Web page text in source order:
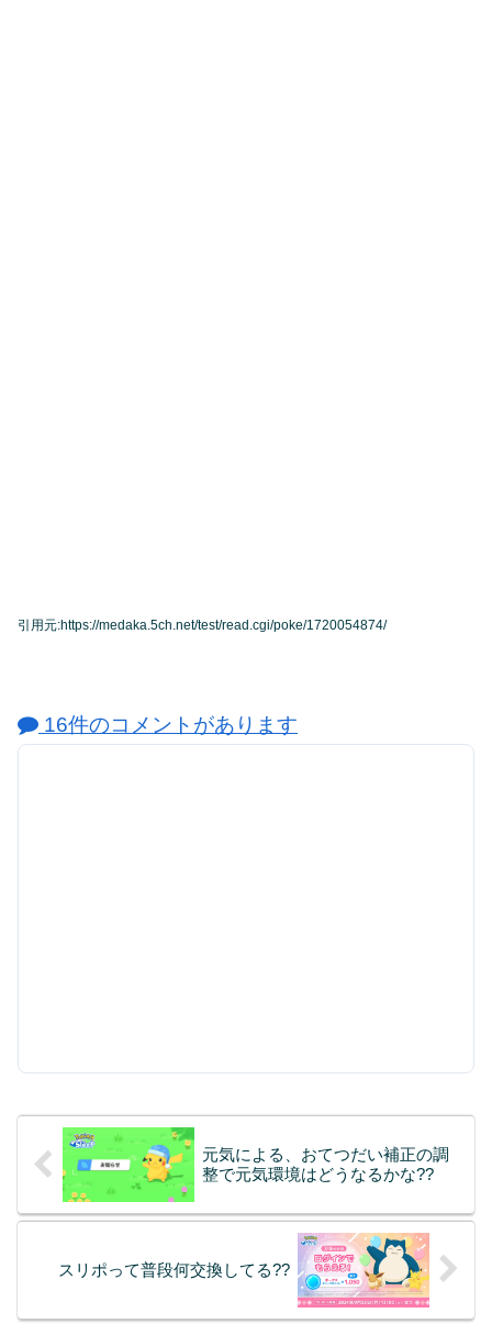
引用元:https://medaka.5ch.net/test/read.cgi/poke/1720054874/
16件のコメントがあります
元気による、おてつだい補正の調
整で元気環境はどうなるかな??
スリポって普段何交換してる??